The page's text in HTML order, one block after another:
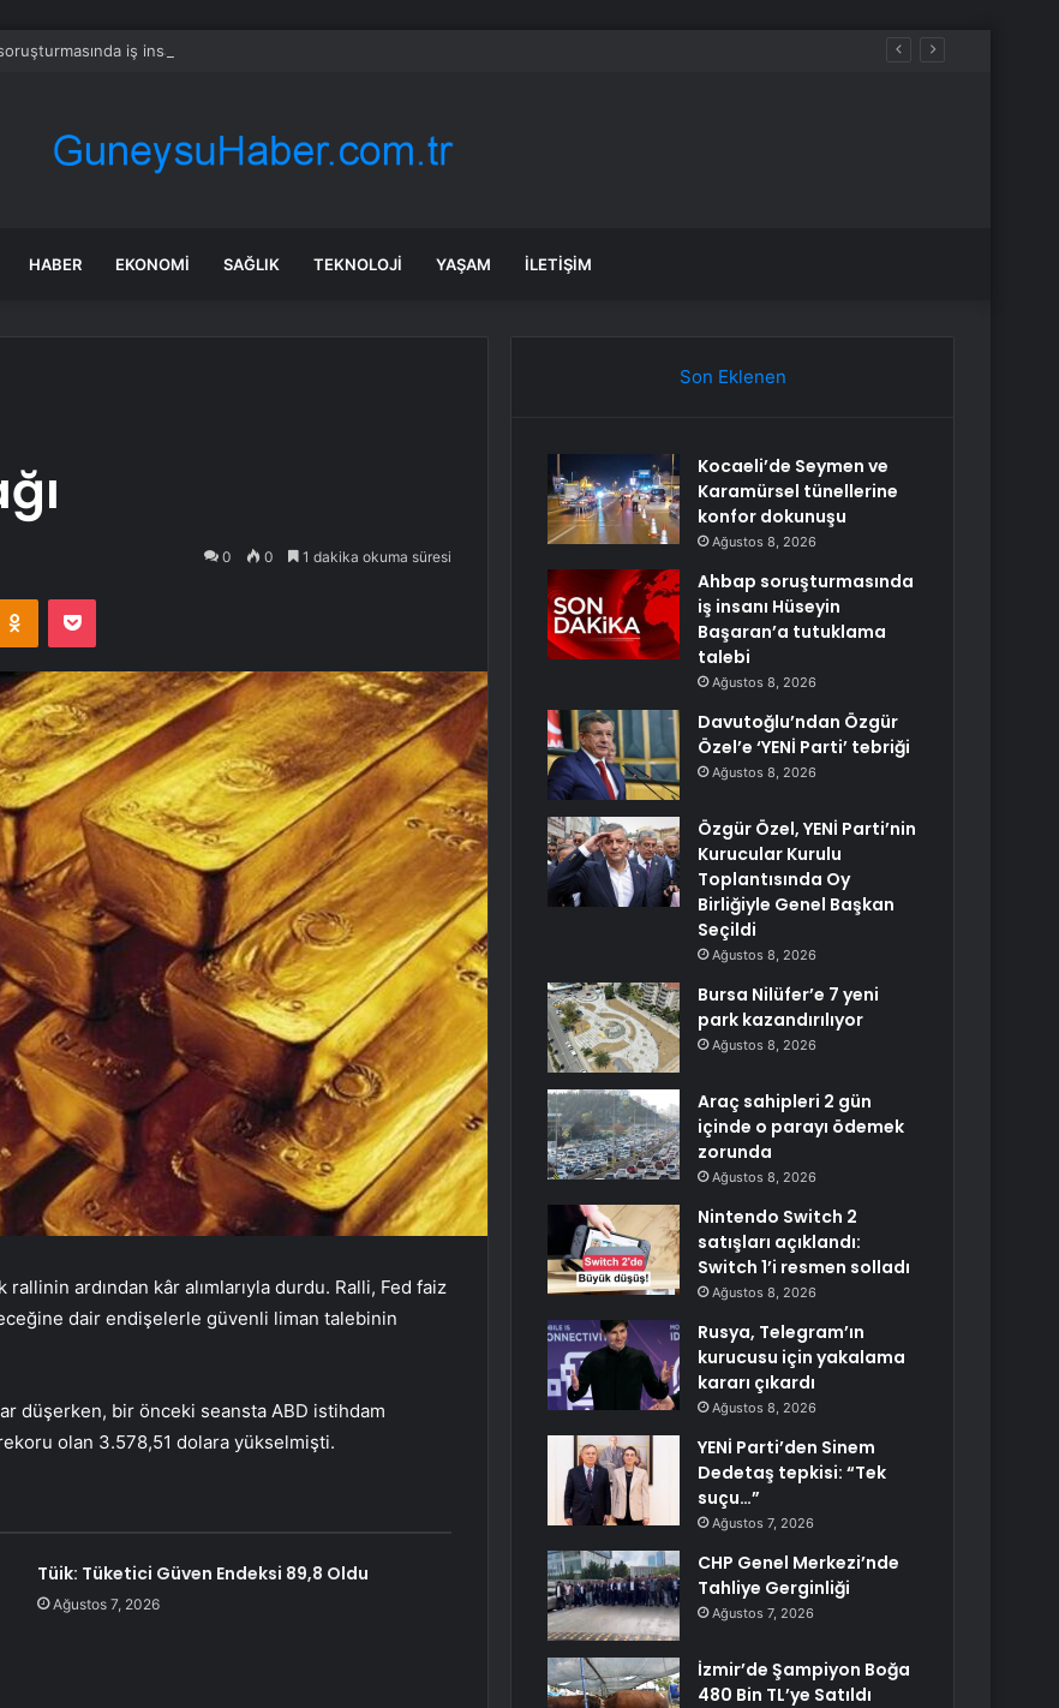
iş insanı Hüseyin Başaran’a tutuklama talebi
HABER EKONOMI SAĞLIK TEKNOLOJI YAŞAM İLETIŞIM
0 0 1 dakika okuma süresi
Odnoklassniki
Pocket
ardından kâr alımlarıyla durdu. Ralli, Fed faiz
dair endişelerle güvenli liman talebinin
düşerken, bir önceki seansta ABD istihdam
olan 3.578,51 dolara yükselmişti.
Tüik: Tüketici Güven Endeksi 89,8 Oldu
Ağustos 7, 2026
Son Eklenen
Kocaeli’de Seymen ve
Karamürsel tünellerine
konfor dokunuşu
Ağustos 8, 2026
Ahbap soruşturmasında
iş insanı Hüseyin
Başaran’a tutuklama
talebi
Ağustos 8, 2026
Davutoğlu’ndan Özgür
Özel’e ‘YENİ Parti’ tebriği
Ağustos 8, 2026
Özgür Özel, YENİ Parti’nin
Kurucular Kurulu
Toplantısında Oy
Birliğiyle Genel Başkan
Seçildi
Ağustos 8, 2026
Bursa Nilüfer’e 7 yeni
park kazandırılıyor
Ağustos 8, 2026
Araç sahipleri 2 gün
içinde o parayı ödemek
zorunda
Ağustos 8, 2026
Nintendo Switch 2
satışları açıklandı:
Switch 1’i resmen solladı
Ağustos 8, 2026
Rusya, Telegram’ın
kurucusu için yakalama
kararı çıkardı
Ağustos 8, 2026
YENİ Parti’den Sinem
Dedetaş tepkisi: “Tek
suçu…”
Ağustos 7, 2026
CHP Genel Merkezi’nde
Tahliye Gerginliği
Ağustos 7, 2026
İzmir’de Şampiyon Boğa
480 Bin TL’ye Satıldı